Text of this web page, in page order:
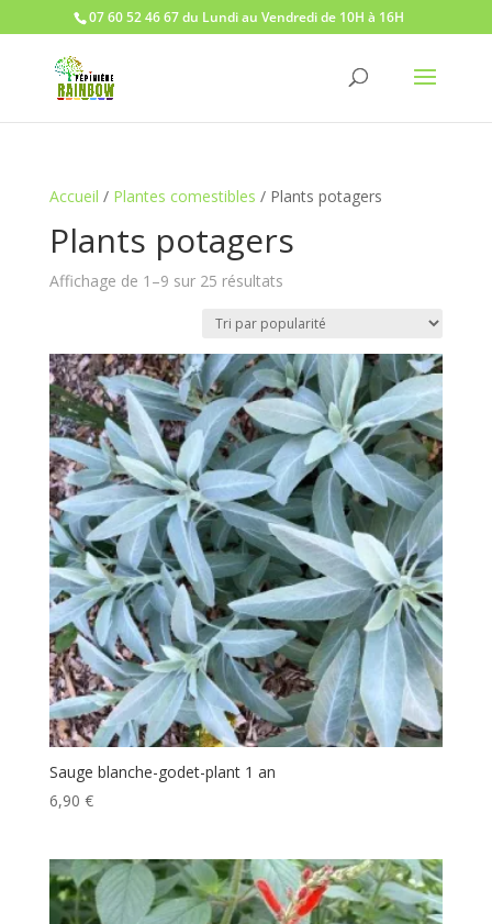
07 60 52 46 67 du Lundi au Vendredi de 10H à 16H
Accueil / Plantes comestibles / Plants potagers
Plants potagers
Affichage de 1–9 sur 25 résultatsTrié
popularité
Sauge blanche-godet-plant 1 an
6,90 €